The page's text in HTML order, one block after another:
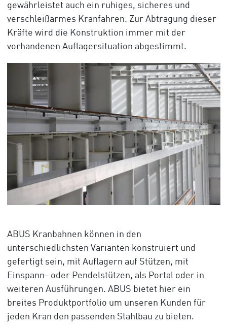
gewährleistet auch ein ruhiges, sicheres und
verschleißarmes Kranfahren. Zur Abtragung dieser
Kräfte wird die Konstruktion immer mit der
vorhandenen Auflagersituation abgestimmt.
ABUS Kranbahnen können in den
unterschiedlichsten Varianten konstruiert und
gefertigt sein, mit Auflagern auf Stützen, mit
Einspann- oder Pendelstützen, als Portal oder in
weiteren Ausführungen. ABUS bietet hier ein
breites Produktportfolio um unseren Kunden für
jeden Kran den passenden Stahlbau zu bieten.